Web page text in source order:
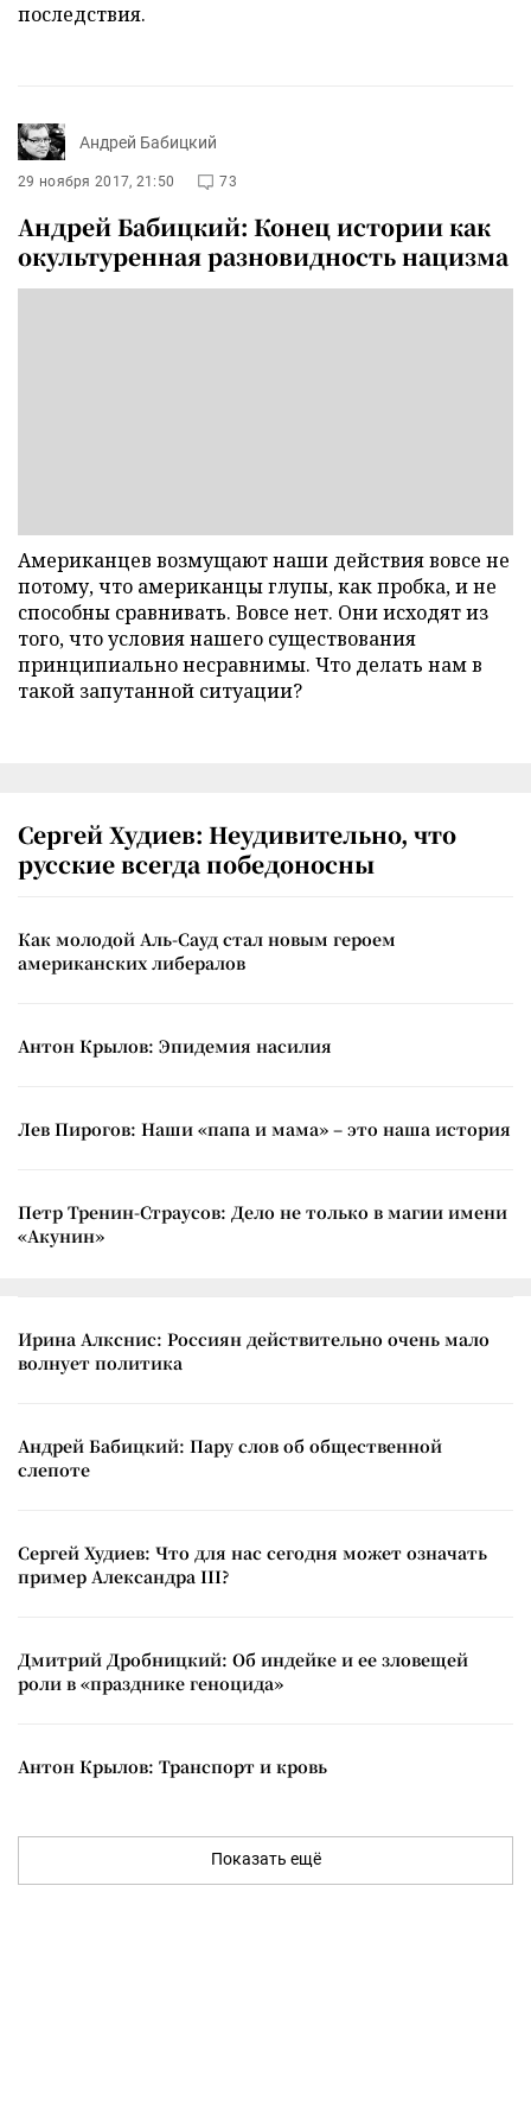
последствия.
Андрей Бабицкий
29 ноября 2017, 21:50 73
Андрей Бабицкий: Конец истории как
окультуренная разновидность нацизма
Американцев возмущают наши действия вовсе не
потому, что американцы глупы, как пробка, и не
способны сравнивать. Вовсе нет. Они исходят из
того, что условия нашего существования
принципиально несравнимы. Что делать нам в
такой запутанной ситуации?
Сергей Худиев: Неудивительно, что
русские всегда победоносны
Как молодой Аль-Сауд стал новым героем
американских либералов
Антон Крылов: Эпидемия насилия
Лев Пирогов: Наши «папа и мама» – это наша история
Петр Тренин-Страусов: Дело не только в магии имени
«Акунин»
Ирина Алкснис: Россиян действительно очень мало
волнует политика
Андрей Бабицкий: Пару слов об общественной
слепоте
Сергей Худиев: Что для нас сегодня может означать
пример Александра III?
Дмитрий Дробницкий: Об индейке и ее зловещей
роли в «празднике геноцида»
Антон Крылов: Транспорт и кровь
Показать ещё